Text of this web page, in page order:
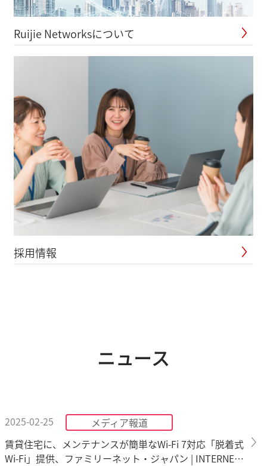
Ruijie Networksについて
採用情報
ニュース
2025-02-25
メディア報道
賃貸住宅に、メンテナンスが簡単なWi-Fi 7対応「脱着式
Wi-Fi」提供、ファミリーネット・ジャパン | INTERNET